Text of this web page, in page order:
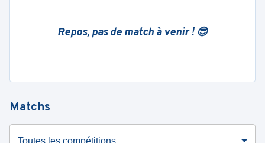
Repos, pas de match à venir ! 😎
Matchs
Toutes les compétitions